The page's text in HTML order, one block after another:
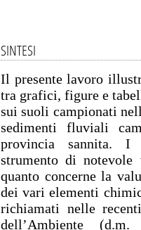
SINTESI
Il presente lavoro
tra grafici, figure e
sui suoli campionati
sedimenti fluviali
provincia sannita. I
strumento di notevole
quanto concerne la
dei vari elementi
richiamati nelle
dell’Ambiente